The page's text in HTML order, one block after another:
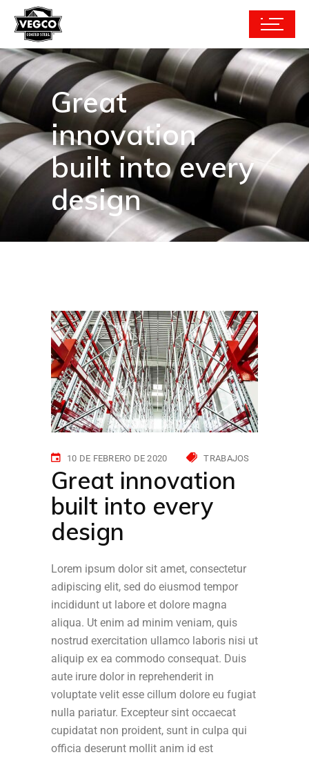
Great
innovation
built into every
design
10 DE FEBRERO DE 2020 TRABAJOS
Great innovation
built into every
design
Lorem ipsum dolor sit amet, consectetur
adipiscing elit, sed do eiusmod tempor
incididunt ut labore et dolore magna
aliqua. Ut enim ad minim veniam, quis
nostrud exercitation ullamco laboris nisi ut
aliquip ex ea commodo consequat. Duis
aute irure dolor in reprehenderit in
voluptate velit esse cillum dolore eu fugiat
nulla pariatur. Excepteur sint occaecat
cupidatat non proident, sunt in culpa qui
officia deserunt mollit anim id est